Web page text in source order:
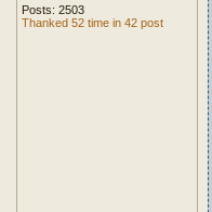
Posts: 2503
Thanked 52 time in 42 post